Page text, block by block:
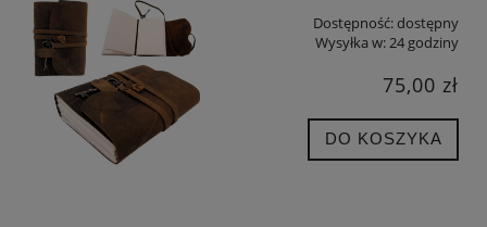
Dostępność:dostępny
Wysyłka w:24 godziny
75,00 zł
DO KOSZYKA